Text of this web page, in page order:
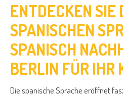
ENTDECKEN SIE
SPANISCHEN
SPANISCH
BERLIN FÜR IHR
Die spanische Sprache eröffnet